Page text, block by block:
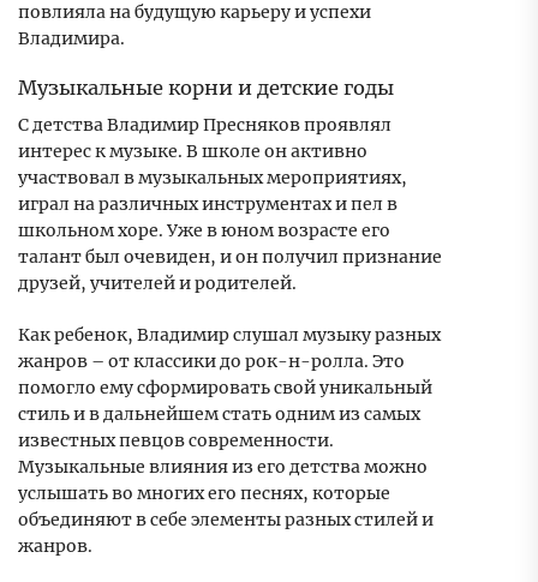
повлияла на будущую карьеру и успехи
Владимира.
Музыкальные корни и детские годы
С детства Владимир Пресняков проявлял
интерес к музыке. В школе он активно
участвовал в музыкальных мероприятиях,
играл на различных инструментах и пел в
школьном хоре. Уже в юном возрасте его
талант был очевиден, и он получил признание
друзей, учителей и родителей.
Как ребенок, Владимир слушал музыку разных
жанров – от классики до рок-н-ролла. Это
помогло ему сформировать свой уникальный
стиль и в дальнейшем стать одним из самых
известных певцов современности.
Музыкальные влияния из его детства можно
услышать во многих его песнях, которые
объединяют в себе элементы разных стилей и
жанров.